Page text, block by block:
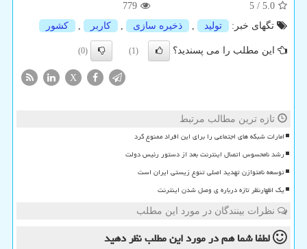
5.0
/
5
779
تگهای خبر:
تولید ذخیره سازی كاربر كشور
این مطلب را می پسندید؟ (1)
(0)
X
تازه ترین مطالب مرتبط
امارات شبکه های اجتماعی را برای این افراد ممنوع کرد
رشد نامحسوس اتصال اینترنت بعد از دستور رئیس دولت
توسعه نامتوازن تهدید اصلی تنوع زیستی ایران است
یک اظهارنظر تازه درباره ی وصل شدن اینترنت
نظرات بینندگان در مورد این مطلب
لطفا شما همدر مورد این مطلبنظر دهید